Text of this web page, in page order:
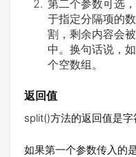
第二个参数可选
于指定分隔项的
割，剩余内容会
中。换句话说，
个空数组。
返回值
split()方法的返回值是字
如果第一个参数传入的